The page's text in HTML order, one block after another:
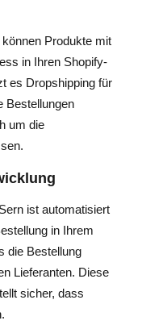
Produkte mit
in Ihren Shopify-
es Dropshipping für
Bestellungen
um die
ist automatisiert
in Ihrem
die Bestellung
Lieferanten. Diese
sicher, dass